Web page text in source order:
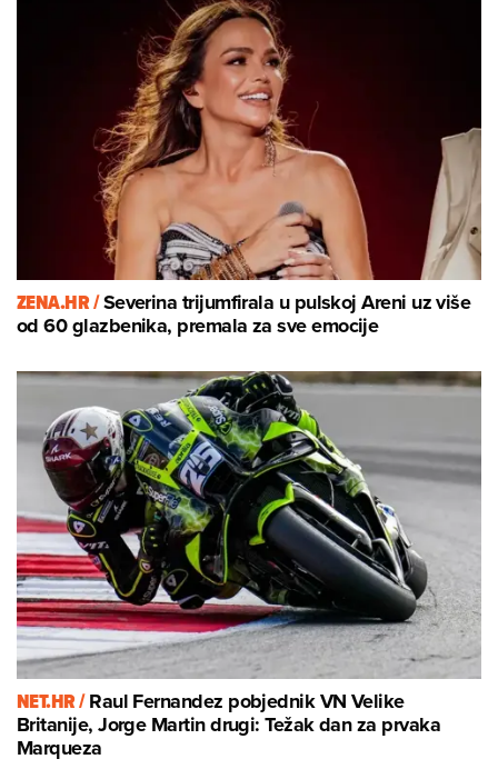
ZENA.HR /Severina trijumfirala u pulskoj Areni uz više
od 60 glazbenika, premala za sve emocije
NET.HR /Raul Fernandez pobjednik VN Velike
Britanije, Jorge Martin drugi: Težak dan za prvaka
Marqueza